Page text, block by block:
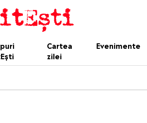
Cartea
zilei
Evenimente